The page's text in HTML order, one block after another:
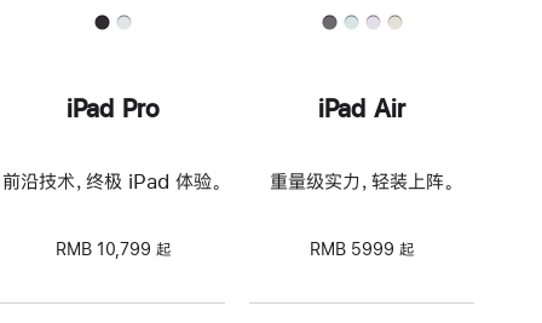
iPad Pro
前沿技术，终极 iPad 体验。
RMB 10,799 起
iPad Air
重量级实力，轻装上阵。
RMB 5999 起